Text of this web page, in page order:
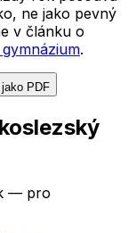
ne jako pevný
v článku o
.
PDF
— pro